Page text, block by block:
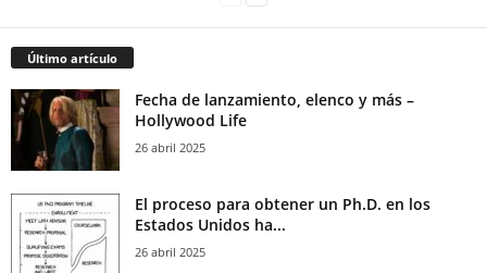
Último artículo
Fecha de lanzamiento, elenco y más –
Hollywood Life
26 abril 2025
El proceso para obtener un Ph.D. en los
Estados Unidos ha...
26 abril 2025